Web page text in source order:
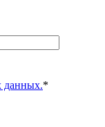
данных.*